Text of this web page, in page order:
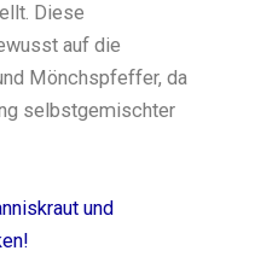
Diese
auf die
Mönchspfeffer, da
selbstgemischter
und